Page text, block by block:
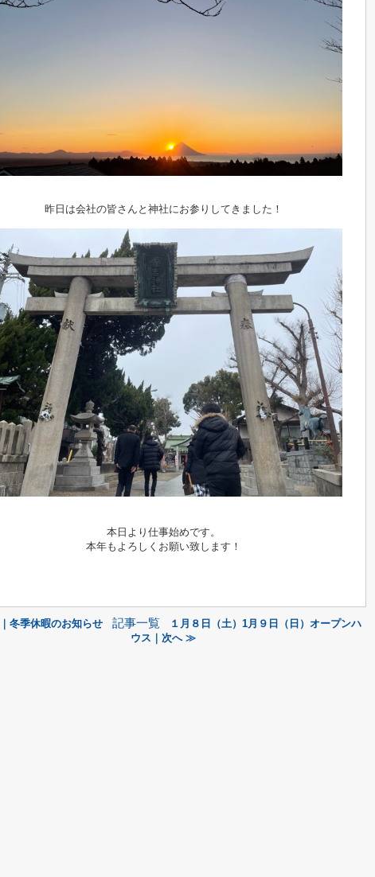
昨日は会社の皆さんと神社にお参りしてきました！
本日より仕事始めです。
本年もよろしくお願い致します！
冬季休暇のお知らせ 記事一覧
１月８日（土）1月９日（日）オープンハ
ウス｜次へ ≫